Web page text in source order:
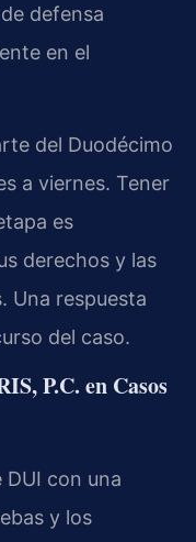
defensa
en el
del Duodécimo
a viernes. Tener
es
derechos y las
Una respuesta
del caso.
P.C. en Casos
con una
y los